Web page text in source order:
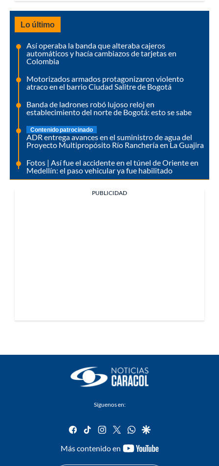
Lo último
Así operaba la banda que alteraba cajeros
automáticos y hacía cambiazos de tarjetas en
Colombia
Motorizados armados protagonizaron violento
atraco en el barrio Ciudad Salitre de Bogotá
Banda de ladrones robó lujoso reloj en
establecimiento del norte de Bogotá: esto se sabe
Contenido patrocinado
ADR entrega avances en el suministro de agua del
Proyecto Multipropósito Río Ranchería en La Guajira
Fotos | Así fue el accidente en el túnel de Oriente en
Medellín: el paso vehicular ya fue habilitado
PUBLICIDAD
Síguenos en:
facebook
tiktok instagram
twitterwhatsapp
google
Más contenido en
youtube-